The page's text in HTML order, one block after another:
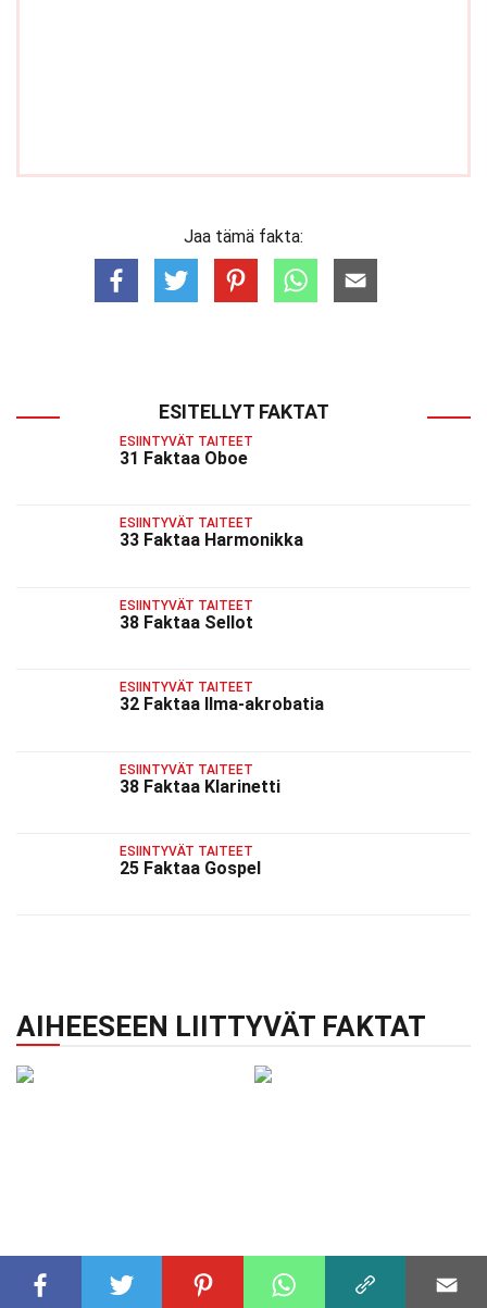
Jaa tämä fakta:
ESITELLYT FAKTAT
ESIINTYVÄT TAITEET
31 Faktaa Oboe
ESIINTYVÄT TAITEET
33 Faktaa Harmonikka
ESIINTYVÄT TAITEET
38 Faktaa Sellot
ESIINTYVÄT TAITEET
32 Faktaa Ilma-akrobatia
ESIINTYVÄT TAITEET
38 Faktaa Klarinetti
ESIINTYVÄT TAITEET
25 Faktaa Gospel
AIHEESEEN LIITTYVÄT FAKTAT
ESIINTYVÄT TAITEET
ESIINTYVÄT TAITEET